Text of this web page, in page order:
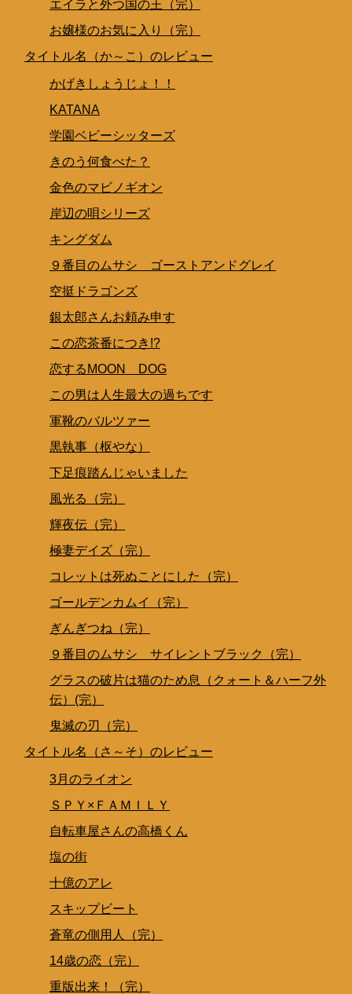
エイラと外つ国の王（完）
お嬢様のお気に入り（完）
タイトル名（か～こ）のレビュー
かげきしょうじょ！！
KATANA
学園ベビーシッターズ
きのう何食べた？
金色のマビノギオン
岸辺の唄シリーズ
キングダム
９番目のムサシ ゴーストアンドグレイ
空挺ドラゴンズ
銀太郎さんお頼み申す
この恋茶番につき!?
恋するMOON DOG
この男は人生最大の過ちです
軍靴のバルツァー
黒執事（枢やな）
下足痕踏んじゃいました
風光る（完）
輝夜伝（完）
極妻デイズ（完）
コレットは死ぬことにした（完）
ゴールデンカムイ（完）
ぎんぎつね（完）
９番目のムサシ サイレントブラック（完）
グラスの破片は猫のため息（クォート＆ハーフ外
伝）(完）
鬼滅の刃（完）
タイトル名（さ～そ）のレビュー
3月のライオン
ＳＰＹ×ＦＡＭＩＬＹ
自転車屋さんの高橋くん
塩の街
十億のアレ
スキップビート
蒼竜の側用人（完）
14歳の恋（完）
重版出来！（完）